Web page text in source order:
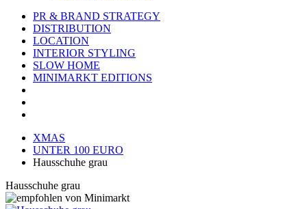
PR & BRAND STRATEGY
DISTRIBUTION
LOCATION
INTERIOR STYLING
SLOW HOME
MINIMARKT EDITIONS
XMAS
UNTER 100 EURO
Hausschuhe grau
Hausschuhe grau